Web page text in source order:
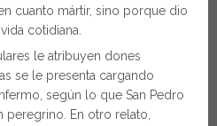
cuanto mártir, sino porque dio
cotidiana.
le atribuyen dones
se le presenta cargando
según lo que San Pedro
peregrino. En otro relato,